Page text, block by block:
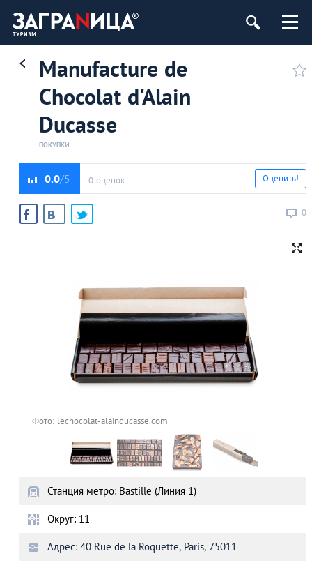
Manufacture de
Сhocolat d'Alain
Ducasse
ПОКУПКИ
0.0 0 оценок
0
Оценить!
Фото: lechocolat-alainducasse.com
Станция метро: Bastille (Линия 1)
Округ: 11
Адрес: 40 Rue de la Roquette, Paris, 75011